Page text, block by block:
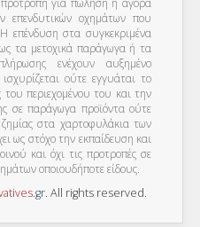
για πώληση ή αγορά
επενδυτικών οχημάτων που
επένδυση στα συγκεκριμένα
τα μετοχικά παράγωγα ή τα
ενέχουν αυξημένο
ούτε εγγυάται το
του περιεχομένου του και την
σε παράγωγα προϊόντα ούτε
στα χαρτοφυλάκια των
ως στόχο την εκπαίδευση και
και όχι τις προτροπές σε
οποιουδήποτε είδους.
.gr. All rights reserved.